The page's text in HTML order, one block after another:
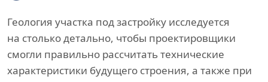
Геология участка под застройку исследуется
на столько детально, чтобы проектировщики
смогли правильно рассчитать технические
характеристики будущего строения, а также при